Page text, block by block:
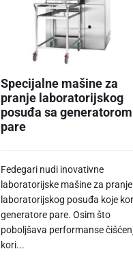
Specijalne mašine za
pranje laboratorijskog
posuđa sa generatorom
pare
Fedegari nudi inovativne
laboratorijske mašine za pranje
laboratorijskog posuđa koje
generatore pare. Osim što
poboljšava performanse
kori...